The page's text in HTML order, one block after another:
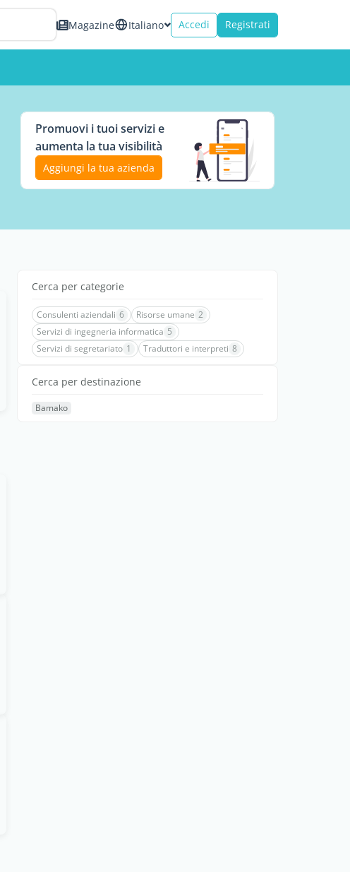
Magazine Italiano Accedi Registrati
Promuovi i tuoi servizi e
aumenta la tua visibilità
Aggiungi la tua azienda
Cerca per categorie
Consulenti aziendali 6 Risorse umane 2
Servizi di ingegneria informatica 5
Servizi di segretariato 1 Traduttori e interpreti 8
Cerca per destinazione
Bamako